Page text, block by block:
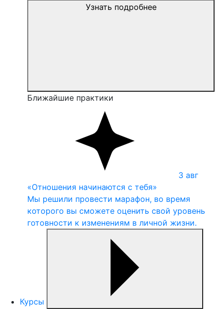
Узнать подробнее
Ближайшие практики
3 авг
«Отношения начинаются с тебя»
Мы решили провести марафон, во время
которого вы сможете оценить свой уровень
готовности к изменениям в личной жизни.
Курсы